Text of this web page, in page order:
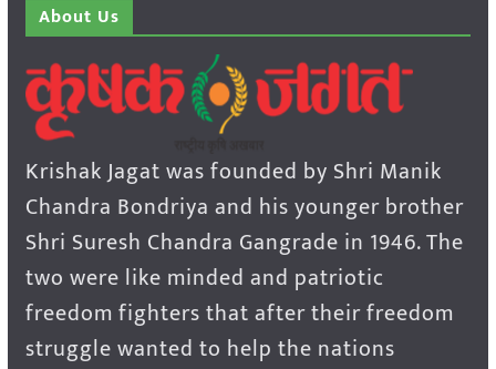
About Us
Krishak Jagat was founded by Shri Manik
Chandra Bondriya and his younger brother
Shri Suresh Chandra Gangrade in 1946. The
two were like minded and patriotic
freedom fighters that after their freedom
struggle wanted to help the nations